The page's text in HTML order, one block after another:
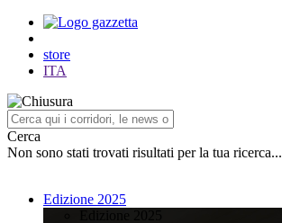
store
ITA
Cerca
Non sono stati trovati risultati per la tua ricerca...
Edizione 2025